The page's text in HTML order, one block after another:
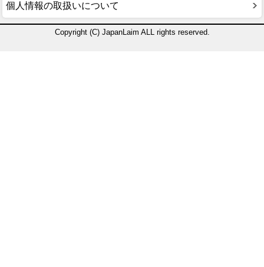
個人情報の取扱いについて
Copyright (C) JapanLaim ALL rights reserved.